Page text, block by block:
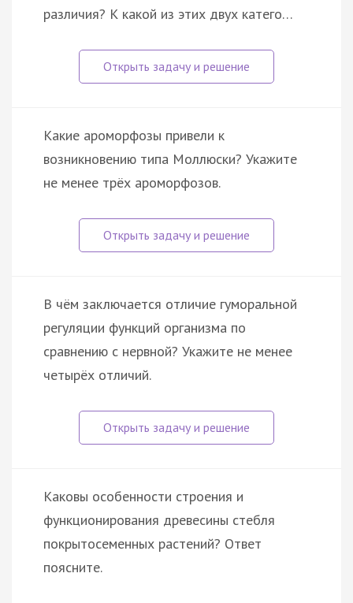
различия? К какой из этих двух катего…
Какие ароморфозы привели к
возникновению типа Моллюски? Укажите
не менее трёх ароморфозов.
В чём заключается отличие гуморальной
регуляции функций организма по
сравнению с нервной? Укажите не менее
четырёх отличий.
Каковы особенности строения и
функционирования древесины стебля
покрытосеменных растений? Ответ
поясните.